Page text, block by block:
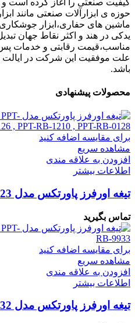
حوزه ی ابزارآلات صنعتی مانند
ماشین های حفاری،ابزار
یدکی در هند و اکثر نقاط جهان
مناسب،قیمت رقابتی و خدمات
علت موفقیت این شرکت در ایالت
باشد.
محصولات پیشنهادی
برای مقایسه اضافه کنید
مشاهده سریع
افزودن به علاقه مندی
اطلاعات بیشتر
تیغه اورفرز پاورتکس مدل PPT-RB-0123
تماس بگیرید
برای مقایسه اضافه کنید
مشاهده سریع
افزودن به علاقه مندی
اطلاعات بیشتر
تیغه اورفرز پاورتکس مدل PPT-RB-9932